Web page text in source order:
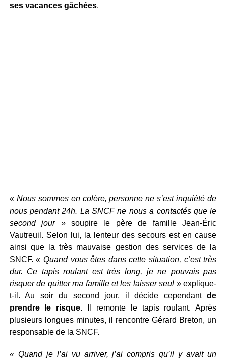
ses vacances gâchées.
« Nous sommes en colère, personne ne s’est inquiété de
nous pendant 24h. La SNCF ne nous a contactés que le
second jour »soupire le père de famille Jean-Éric
Vautreuil. Selon lui, la lenteur des secours est en cause
ainsi que la très mauvaise gestion des services de la
SNCF.« Quand vous êtes dans cette situation, c’est très
dur. Ce tapis roulant est très long, je ne pouvais pas
risquer de quitter ma famille et les laisser seul »explique-
t-il. Au soir du second jour, il décide cependantde
prendre le risque. Il remonte le tapis roulant. Après
plusieurs longues minutes, il rencontre Gérard Breton, un
responsable de la SNCF.
« Quand je l’ai vu arriver, j’ai compris qu’il y avait un